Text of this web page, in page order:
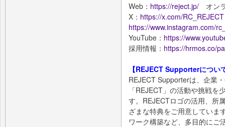
Web： https://reject.jp/ オン
X： https://x.com/RC_REJECT
https://www.instagram.com/
YouTube： https://
採用情報： https://hrmos.co/
【REJECT Supporterについ
REJECT Supporterは、企業
「REJECT」の活動や挑戦
す。REJECTロゴの活用、所
ざまな特典をご用意していま
ワーク構築など、多目的にご